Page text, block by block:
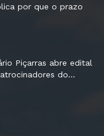
por que o prazo
Piçarras abre edital
do...